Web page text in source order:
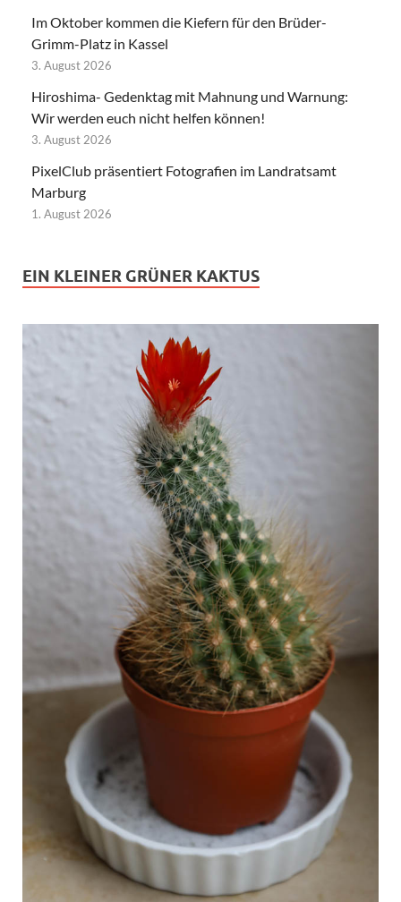
Im Oktober kommen die Kiefern für den Brüder-
Grimm-Platz in Kassel
3. August 2026
Hiroshima- Gedenktag mit Mahnung und Warnung:
Wir werden euch nicht helfen können!
3. August 2026
PixelClub präsentiert Fotografien im Landratsamt
Marburg
1. August 2026
EIN KLEINER GRÜNER KAKTUS